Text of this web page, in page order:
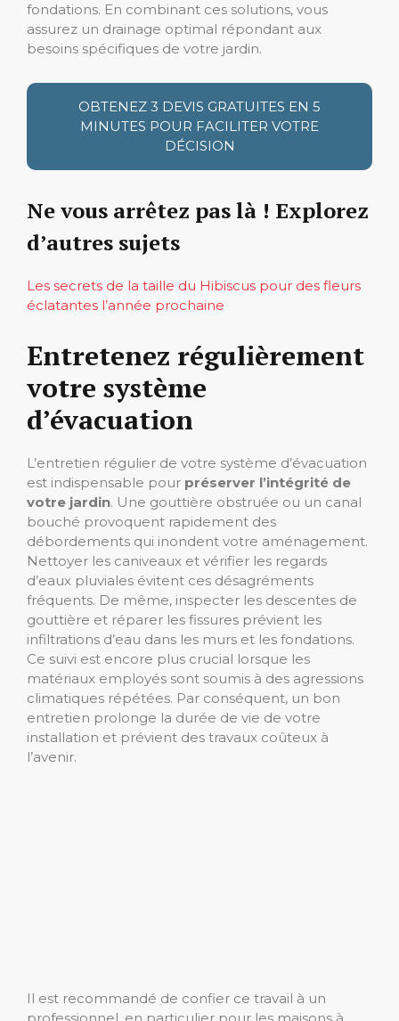
fondations. En combinant ces solutions, vous
assurez un drainage optimal répondant aux
besoins spécifiques de votre jardin.
OBTENEZ 3 DEVIS GRATUITES EN 5
MINUTES POUR FACILITER VOTRE
DÉCISION
Ne vous arrêtez pas là ! Explorez
d’autres sujets
Les secrets de la taille du Hibiscus pour des fleurs
éclatantes l’année prochaine
Entretenez régulièrement
votre système
d’évacuation
L’entretien régulier de votre système d’évacuation
est indispensable pour préserver l’intégrité de
votre jardin. Une gouttière obstruée ou un canal
bouché provoquent rapidement des
débordements qui inondent votre aménagement.
Nettoyer les caniveaux et vérifier les regards
d’eaux pluviales évitent ces désagréments
fréquents. De même, inspecter les descentes de
gouttière et réparer les fissures prévient les
infiltrations d’eau dans les murs et les fondations.
Ce suivi est encore plus crucial lorsque les
matériaux employés sont soumis à des agressions
climatiques répétées. Par conséquent, un bon
entretien prolonge la durée de vie de votre
installation et prévient des travaux coûteux à
l’avenir.
Il est recommandé de confier ce travail à un